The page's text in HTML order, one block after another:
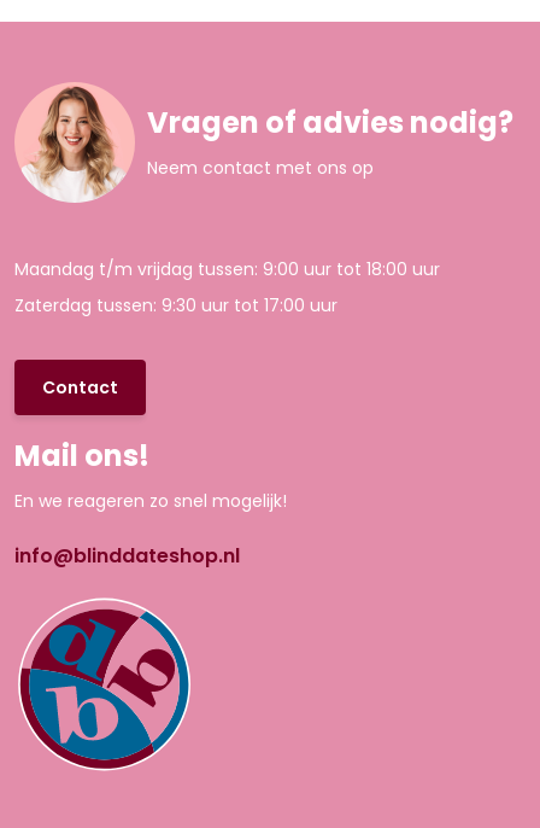
Vragen of advies nodig?
Neem contact met ons op
Maandag t/m vrijdag tussen: 9:00 uur tot 18:00 uur
Zaterdag tussen: 9:30 uur tot 17:00 uur
Contact
Mail ons!
En we reageren zo snel mogelijk!
info@blinddateshop.nl